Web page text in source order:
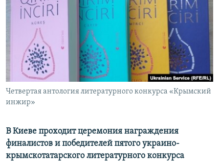
ПОБЕДИТЕЛЕЙ НЕ СУДЯТ?
КРЫМ.НЕПОКОРЕННЫЙ
ELIFBE
УКРАИНСКАЯ ПРОБЛЕМА КРЫМА
ПРИСОЕДИНЯЙТЕСЬ!
Все сайты RFE/RL
Четвертая антология литературного конкурса «Крымский
инжир»
В Киеве проходит церемония награждения
финалистов и победителей пятого украино-
крымскотатарского литературного конкурса